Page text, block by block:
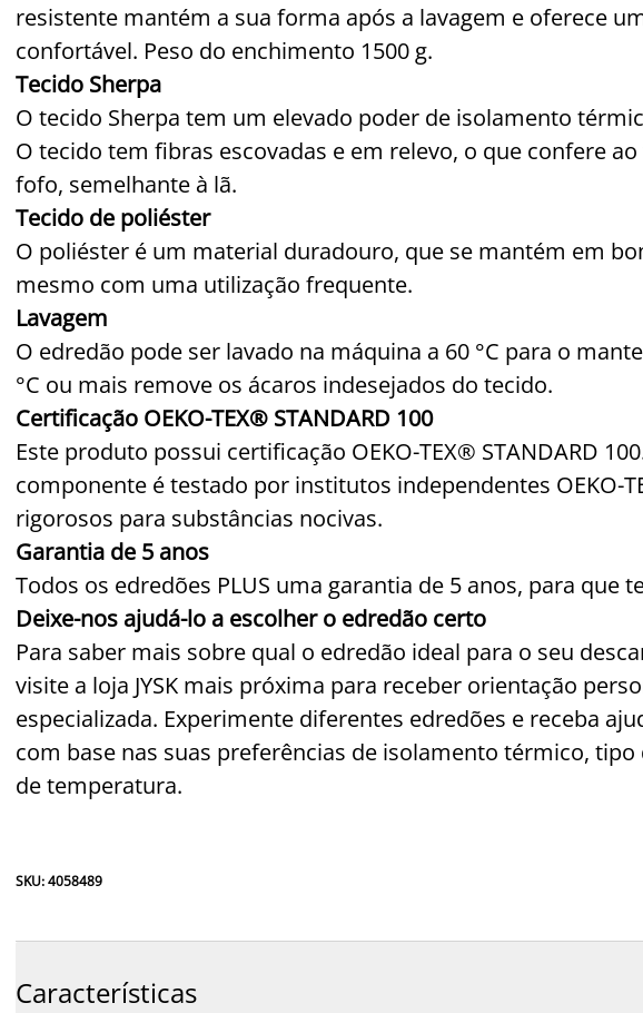
resistente mantém a sua forma após a lavagem e oferece
confortável. Peso do enchimento 1500 g.
Tecido Sherpa
O tecido Sherpa tem um elevado poder de isolamento
O tecido tem fibras escovadas e em relevo, o que confere
fofo, semelhante à lã.
Tecido de poliéster
O poliéster é um material duradouro, que se mantém em
mesmo com uma utilização frequente.
Lavagem
O edredão pode ser lavado na máquina a 60 °C para o
°C ou mais remove os ácaros indesejados do tecido.
Certificação OEKO-TEX® STANDARD 100
Este produto possui certificação OEKO-TEX® STANDARD
componente é testado por institutos independentes OEKO-
rigorosos para substâncias nocivas.
Garantia de 5 anos
Todos os edredões PLUS uma garantia de 5 anos, para que
Deixe-nos ajudá-lo a escolher o edredão certo
Para saber mais sobre qual o edredão ideal para o seu
visite a loja JYSK mais próxima para receber orientação
especializada. Experimente diferentes edredões e receba
com base nas suas preferências de isolamento térmico,
de temperatura.
SKU: 4058489
Características